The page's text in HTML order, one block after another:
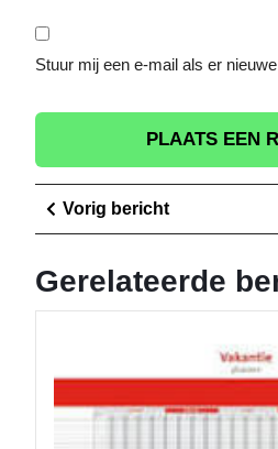
Stuur mij een e-mail als er
Berichtnavigatie
Vorig berichtVorig
bericht
Gerelateerde